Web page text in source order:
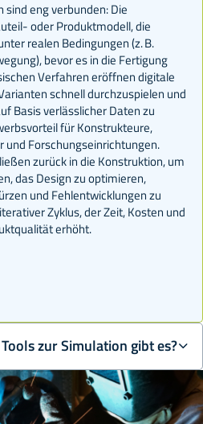
eng verbunden: Die
oder Produktmodell, die
realen Bedingungen (z. B.
bevor es in die Fertigung
Verfahren eröffnen digitale
schnell durchzuspielen und
Basis verlässlicher Daten zu
für Konstrukteure,
und Forschungseinrichtungen.
zurück in die Konstruktion, um
das Design zu optimieren,
und Fehlentwicklungen zu
Zyklus, der Zeit, Kosten und
erhöht.
zur Simulation gibt es?